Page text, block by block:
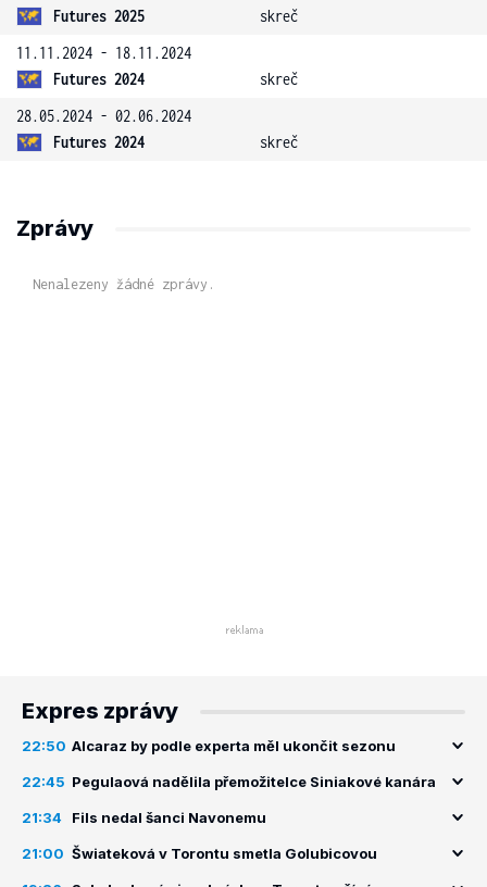
Futures 2025
skreč
11.11.2024 - 18.11.2024
Futures 2024
skreč
28.05.2024 - 02.06.2024
Futures 2024
skreč
Zprávy
Nenalezeny žádné zprávy.
Expres zprávy
22:50 Alcaraz by podle experta měl ukončit sezonu
22:45 Pegulaová nadělila přemožitelce Siniakové kanára
21:34 Fils nedal šanci Navonemu
21:00 Šwiateková v Torontu smetla Golubicovou